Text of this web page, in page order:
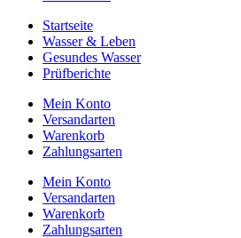
Startseite
Wasser & Leben
Gesundes Wasser
Prüfberichte
Mein Konto
Versandarten
Warenkorb
Zahlungsarten
Mein Konto
Versandarten
Warenkorb
Zahlungsarten